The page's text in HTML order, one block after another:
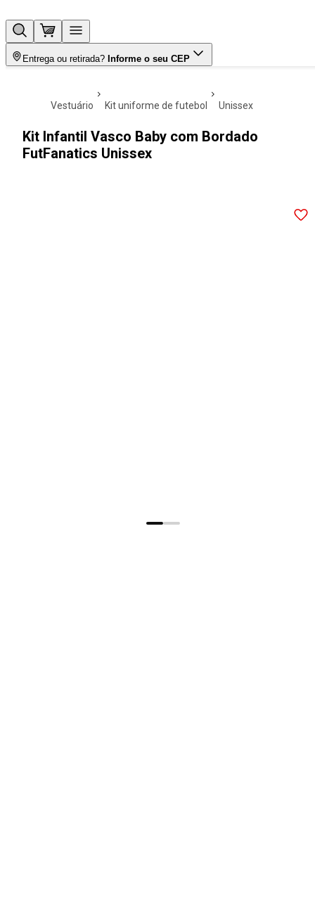
Entrega ou retirada? Informe o seu CEP
vestuário kit uniforme de futebol unissex
Kit Infantil Vasco Baby com Bordado
FutFanatics Unissex